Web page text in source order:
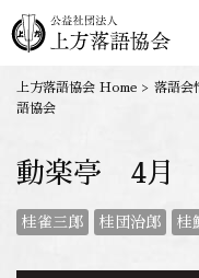
上方落語協会 Home > 落語会
語協会
動楽亭 4月
桂雀三郎 桂団治郎 桂